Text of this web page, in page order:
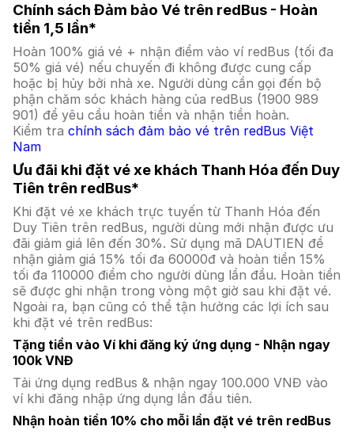
Chính sách Đảm bảo Vé trên redBus - Hoàn
tiền 1,5 lần*
Hoàn 100% giá vé + nhận điểm vào ví redBus (tối đa
50% giá vé) nếu chuyến đi không được cung cấp
hoặc bị hủy bởi nhà xe. Người dùng cần gọi đến bộ
phận chăm sóc khách hàng của redBus (1900 989
901) để yêu cầu hoàn tiền và nhận tiền hoàn.
Kiểm tra chính sách đảm bảo vé trên redBus Việt
Nam
Ưu đãi khi đặt vé xe khách Thanh Hóa đến Duy
Tiên trên redBus*
Khi đặt vé xe khách trực tuyến từ Thanh Hóa đến
Duy Tiên trên redBus, người dùng mới nhận được ưu
đãi giảm giá lên đến 30%. Sử dụng mã DAUTIEN để
nhận giảm giá 15% tối đa 60000đ và hoàn tiền 15%
tối đa 110000 điểm cho người dùng lần đầu. Hoàn tiền
sẽ được ghi nhận trong vòng một giờ sau khi đặt vé.
Ngoài ra, bạn cũng có thể tận hưởng các lợi ích sau
khi đặt vé trên redBus:
Tặng tiền vào Ví khi đăng ký ứng dụng - Nhận ngay
100k VNĐ
Tải ứng dụng redBus & nhận ngay 100.000 VNĐ vào
ví khi đăng nhập ứng dụng lần đầu tiên.
Nhận hoàn tiền 10% cho mỗi lần đặt vé trên redBus